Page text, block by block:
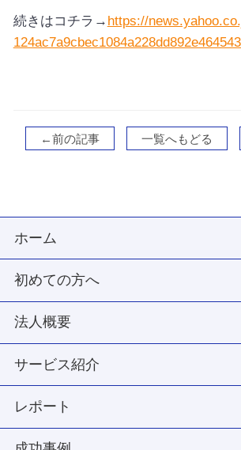
続きはコチラ→ https://
←前の記事 一覧へもどる
ホーム
初めての方へ
法人概要
サービス紹介
レポート